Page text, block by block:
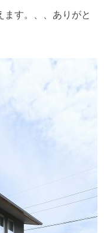
ます。、、ありがと